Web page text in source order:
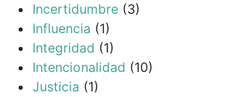
Incertidumbre (3)
Influencia (1)
Integridad (1)
Intencionalidad (10)
Justicia (1)